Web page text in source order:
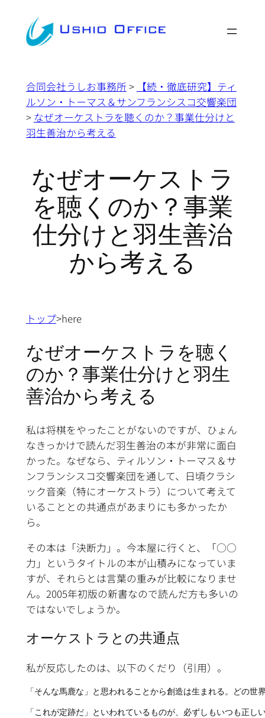
合同会社うしお事務所 >
【続・徹底研究】ティ
ルソン・トーマス＆サンフランシスコ交響楽団
> なぜオーケストラを聴くのか？事業仕分けと
羽生善治から考える
なぜオーケストラ
を聴くのか？事業
仕分けと羽生善治
から考える
トップ>here
なぜオーケストラを聴く
のか？事業仕分けと羽生
善治から考える
私は将棋をやったことがないのですが、ひょん
なきっかけで読んだ羽生善治の本が非常に面白
かった。なぜなら、ティルソン・トーマス＆サ
ンフランシスコ交響楽団を通して、日頃クラシ
ック音楽（特にオーケストラ）について考えて
いることとの共通点があまりにも多かったか
ら。
その本は「決断力」。今本屋に行くと、「○○
力」というタイトルの本が山積みになっていま
すが、それらとは言葉の重みが比較になりませ
ん。2005年初版の新書なので読んだ方も多いの
ではないでしょうか。
オーケストラとの共通点
私が反応したのは、以下のくだり（引用）。
「そんな馬鹿な」と思われることから創造は生まれる。どの
「これが定跡だ」といわれているものが、必ずしもいつも正